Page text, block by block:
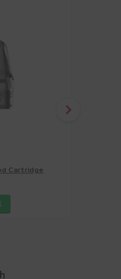
Cartridge